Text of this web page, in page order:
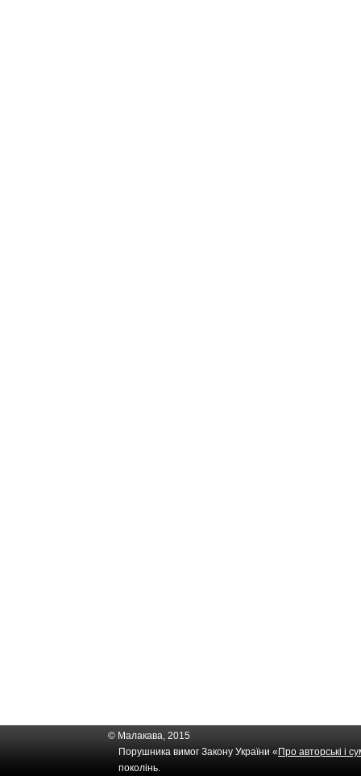
© Малакава, 2015
Порушника вимог Закону України « Про авторські і
поколінь.